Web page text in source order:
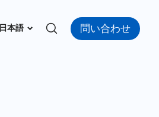
日本語 問い合わせ